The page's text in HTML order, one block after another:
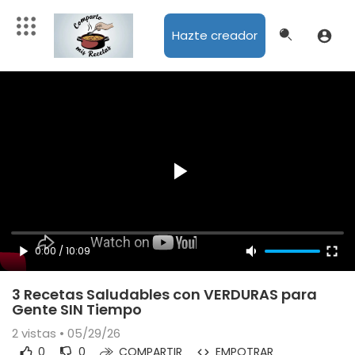
Hazte creador
0:00 /10:09
3 Recetas Saludables con VERDURAS para
Gente SIN Tiempo
2vistas • 05/29/26
0 0 COMPARTIR EMPOTRAR